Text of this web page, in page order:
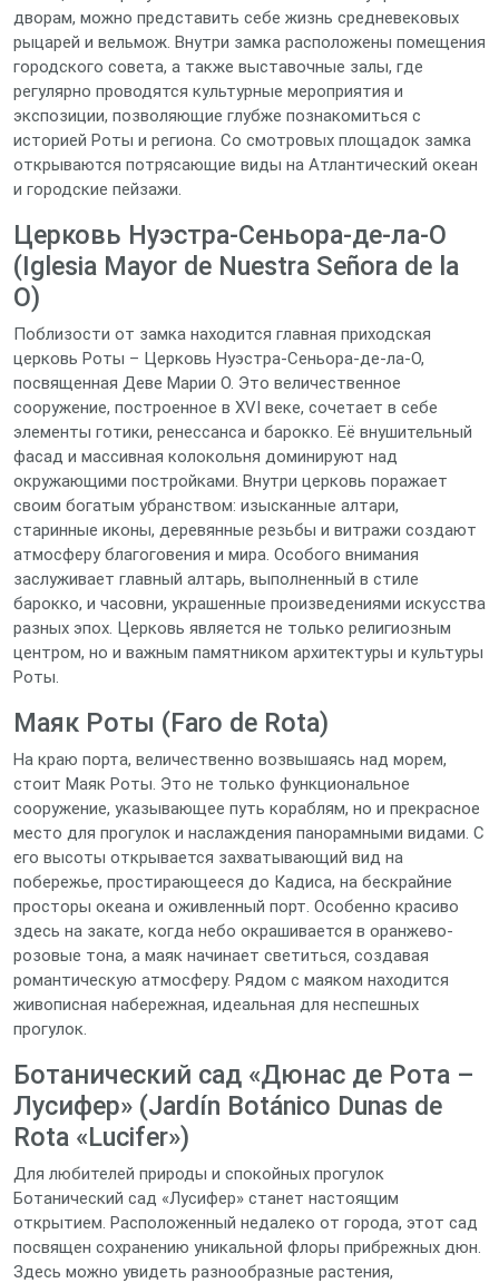
дворам, можно представить себе жизнь средневековых
рыцарей и вельмож. Внутри замка расположены помещения
городского совета, а также выставочные залы, где
регулярно проводятся культурные мероприятия и
экспозиции, позволяющие глубже познакомиться с
историей Роты и региона. Со смотровых площадок замка
открываются потрясающие виды на Атлантический океан
и городские пейзажи.
Церковь Нуэстра-Сеньора-де-ла-О
(Iglesia Mayor de Nuestra Señora de la
O)
Поблизости от замка находится главная приходская
церковь Роты – Церковь Нуэстра-Сеньора-де-ла-О,
посвященная Деве Марии О. Это величественное
сооружение, построенное в XVI веке, сочетает в себе
элементы готики, ренессанса и барокко. Её внушительный
фасад и массивная колокольня доминируют над
окружающими постройками. Внутри церковь поражает
своим богатым убранством: изысканные алтари,
старинные иконы, деревянные резьбы и витражи создают
атмосферу благоговения и мира. Особого внимания
заслуживает главный алтарь, выполненный в стиле
барокко, и часовни, украшенные произведениями искусства
разных эпох. Церковь является не только религиозным
центром, но и важным памятником архитектуры и культуры
Роты.
Маяк Роты (Faro de Rota)
На краю порта, величественно возвышаясь над морем,
стоит Маяк Роты. Это не только функциональное
сооружение, указывающее путь кораблям, но и прекрасное
место для прогулок и наслаждения панорамными видами. С
его высоты открывается захватывающий вид на
побережье, простирающееся до Кадиса, на бескрайние
просторы океана и оживленный порт. Особенно красиво
здесь на закате, когда небо окрашивается в оранжево-
розовые тона, а маяк начинает светиться, создавая
романтическую атмосферу. Рядом с маяком находится
живописная набережная, идеальная для неспешных
прогулок.
Ботанический сад «Дюнас де Рота –
Лусифер» (Jardín Botánico Dunas de
Rota «Lucifer»)
Для любителей природы и спокойных прогулок
Ботанический сад «Лусифер» станет настоящим
открытием. Расположенный недалеко от города, этот сад
посвящен сохранению уникальной флоры прибрежных дюн.
Здесь можно увидеть разнообразные растения,